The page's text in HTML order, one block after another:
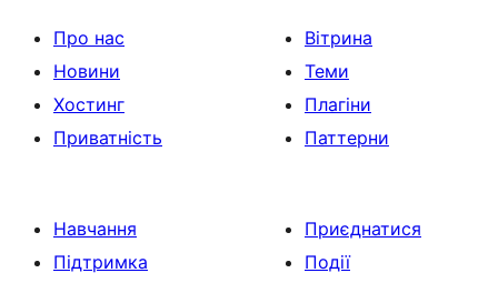
Про нас
Новини
Хостинг
Приватність
Вітрина
Теми
Плагіни
Паттерни
Навчання
Підтримка
Приєднатися
Події